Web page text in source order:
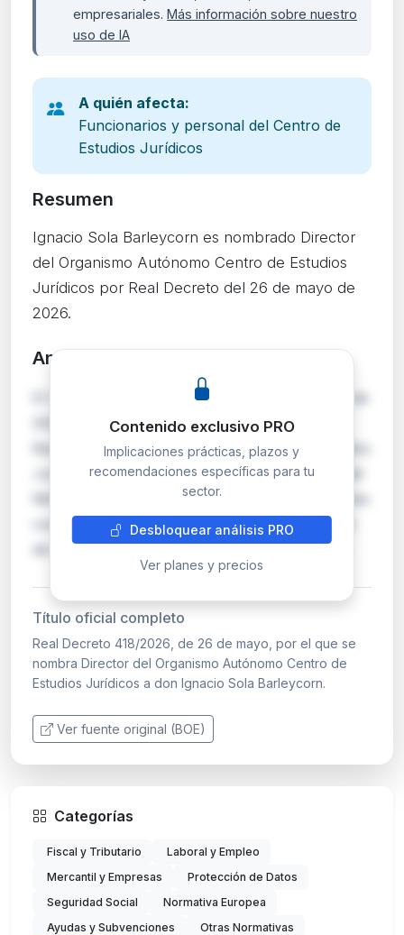
empresariales. Más información sobre nuestro
uso de IA
A quién afecta:
Funcionarios y personal del Centro de
Estudios Jurídicos
Resumen
Ignacio Sola Barleycorn es nombrado Director
del Organismo Autónomo Centro de Estudios
Jurídicos por Real Decreto del 26 de mayo de
2026.
Análisis detallado
El Consejo de Ministros aprobó el 26 de mayo de
2026 el nombramiento de Ignacio Sola
Barleycorn como Director del Centro de Estudios
Jurídicos, organismo autónomo dependiente del
Ministerio de la Presidencia, Justicia y Relaciones
con las Cortes. Este organismo es responsable
de la formación y perfeccionamiento de los …
Contenido exclusivo PRO
Implicaciones prácticas, plazos y
recomendaciones específicas para tu
sector.
Desbloquear análisis PRO
Ver planes y precios
Título oficial completo
Real Decreto 418/2026, de 26 de mayo, por el que se
nombra Director del Organismo Autónomo Centro de
Estudios Jurídicos a don Ignacio Sola Barleycorn.
Ver fuente original (BOE)
Categorías
Fiscal y Tributario
Laboral y Empleo
Mercantil y Empresas
Protección de Datos
Seguridad Social
Normativa Europea
Ayudas y Subvenciones
Otras Normativas